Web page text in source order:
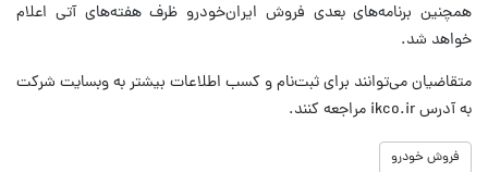
همچنین برنامه‌های بعدی فروش ایران‌خودرو ظرف هفته‌های آتی اعلام
خواهد شد.
متقاضیان می‌توانند برای ثبت‌نام و کسب اطلاعات بیشتر به وبسایت شرکت
به آدرس ikco.ir مراجعه کنند.
فروش خودرو